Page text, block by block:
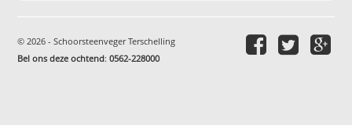
© 2026 - Schoorsteenveger Terschelling
Bel ons deze ochtend:0562-228000